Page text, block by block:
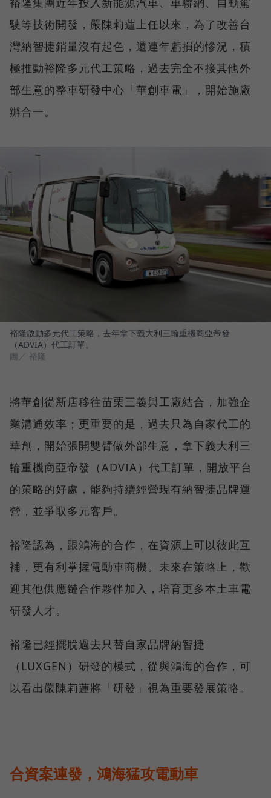
駛等技術開發，嚴陳莉蓮上任以來，為了改善台
灣納智捷銷量沒有起色，還連年虧損的慘況，積
極推動裕隆多元代工策略，過去完全不接其他外
部生意的整車研發中心「華創車電」，開始施廠
辦合一。
裕隆啟動多元代工策略，去年拿下義大利三輪重機商亞帝發
（ADVIA）代工訂單。
圖／ 裕隆
將華創從新店移往苗栗三義與工廠結合，加強企
業溝通效率；更重要的是，過去只為自家代工的
華創，開始張開雙臂做外部生意，拿下義大利三
輪重機商亞帝發（ADVIA）代工訂單，開放平台
的策略的好處，能夠持續經營現有納智捷品牌運
營，並爭取多元客戶。
裕隆認為，跟鴻海的合作，在資源上可以彼此互
補，更有利掌握電動車商機。未來在策略上，歡
迎其他供應鏈合作夥伴加入，培育更多本土車電
研發人才。
裕隆已經擺脫過去只替自家品牌納智捷
（LUXGEN）研發的模式，從與鴻海的合作，可
以看出嚴陳莉蓮將「研發」視為重要發展策略。
合資案連發，鴻海猛攻電動車